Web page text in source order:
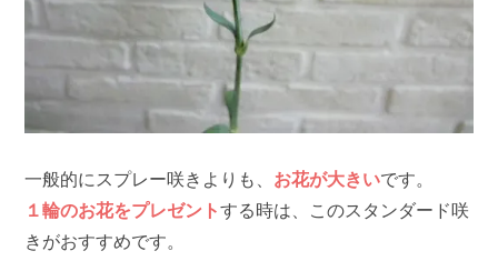
一般的にスプレー咲きよりも、 お花が大きいです。
１輪のお花をプレゼントする時は、このスタンダード咲
きがおすすめです。